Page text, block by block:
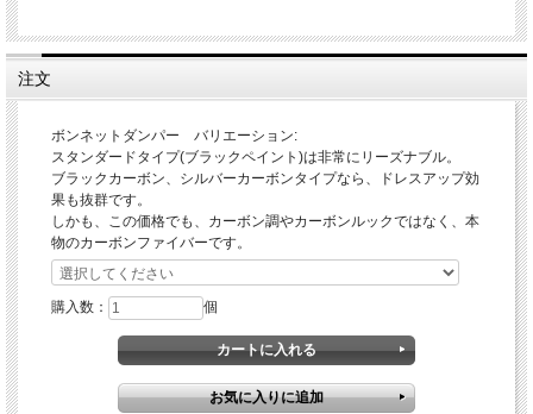
注文
ボンネットダンパー バリエーション:
スタンダードタイプ(ブラックペイント)は非常にリーズナブル。
ブラックカーボン、シルバーカーボンタイプなら、ドレスアップ効
果も抜群です。
しかも、この価格でも、カーボン調やカーボンルックではなく、本
物のカーボンファイバーです。
購入数： 個